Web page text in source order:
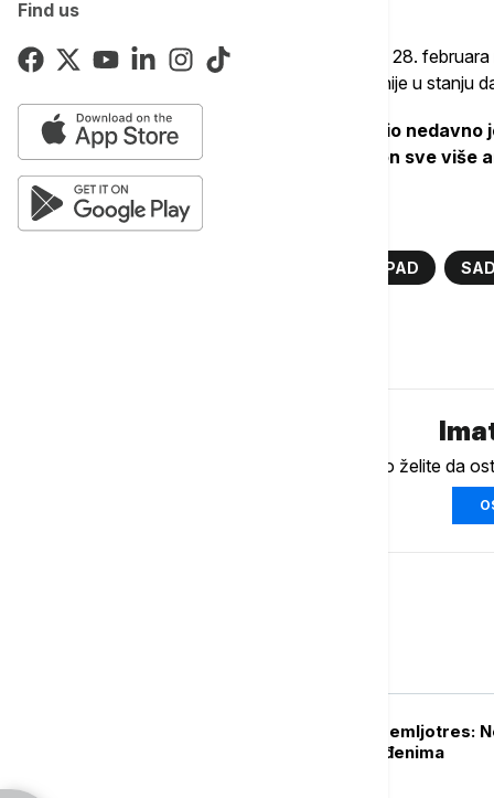
Find usstanju"
Skaj njuz navodi da se Hamnei od napada 28.
preneli da je Hamnei teško povređen i da nije u stanju
Američki državni sekreata Marko Rubio nedavno
istakavši da postoje "naznake da se on sve više
Više o...
NAPAD SAD
Ukoliko želite da
Aljasku pogodio zemljotres:
izveštaja o povređenima